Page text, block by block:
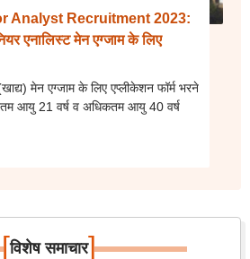
Analyst Recruitment 2023:
एनालिस्ट मेन एग्जाम के लिए
मेन एग्जाम के लिए एप्लीकेशन फॉर्म भरने
आयु 21 वर्ष व अधिकतम आयु 40 वर्ष
[विशेष समाचार]